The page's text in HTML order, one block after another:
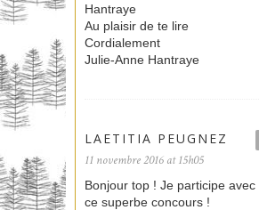
Hantraye
Au plaisir de te lire
Cordialement
Julie-Anne Hantraye
LAETITIA PEUGNEZ
11 novembre 2016 at 15h05
Bonjour top ! Je participe avec
ce superbe concours !